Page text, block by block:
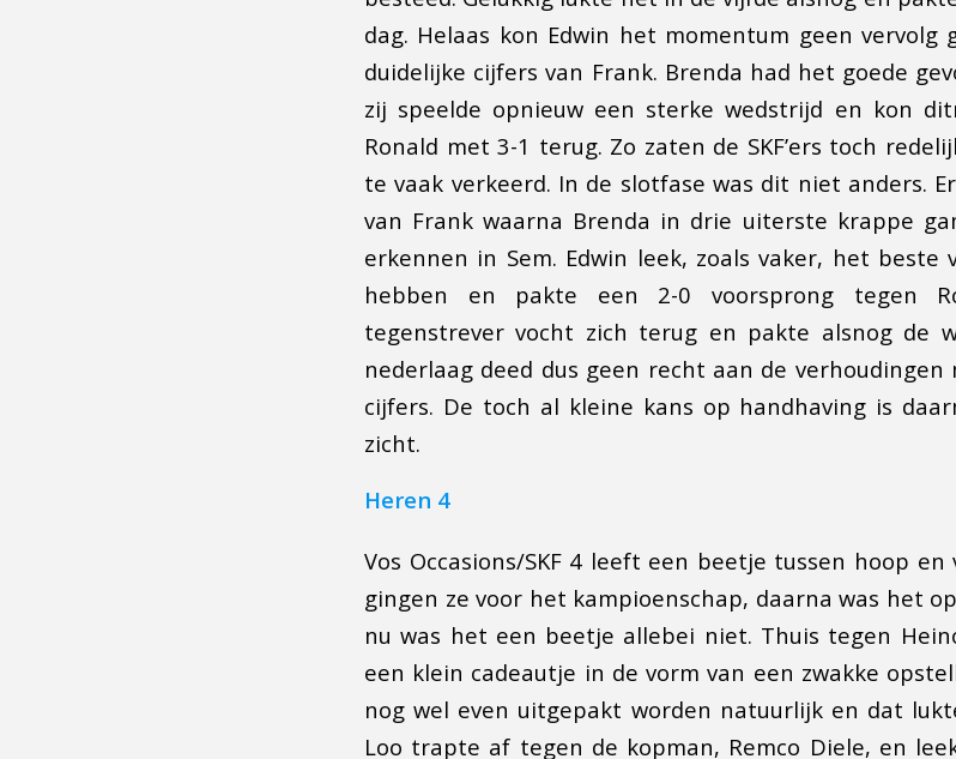
dag. Helaas kon Edwin het momentum geen
duidelijke cijfers van Frank. Brenda had het goede
zij speelde opnieuw een sterke wedstrijd en kon
Ronald met 3-1 terug. Zo zaten de SKF’ers toch
te vaak verkeerd. In de slotfase was dit niet anders.
van Frank waarna Brenda in drie uiterste krappe
erkennen in Sem. Edwin leek, zoals vaker, het
hebben en pakte een 2-0 voorsprong tegen
tegenstrever vocht zich terug en pakte alsnog de
nederlaag deed dus geen recht aan de
cijfers. De toch al kleine kans op handhaving is
zicht.
Heren 4
Vos Occasions/SKF 4 leeft een beetje tussen hoop en
gingen ze voor het kampioenschap, daarna was het
nu was het een beetje allebei niet. Thuis tegen
een klein cadeautje in de vorm van een zwakke
nog wel even uitgepakt worden natuurlijk en dat
Loo trapte af tegen de kopman, Remco Diele, en